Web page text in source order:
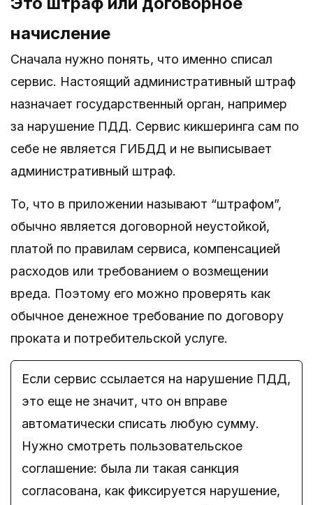
начисление
Сначала нужно понять, что именно списал
сервис. Настоящий административный штраф
назначает государственный орган, например
за нарушение ПДД. Сервис кикшеринга сам по
себе не является ГИБДД и не выписывает
административный штраф.
То, что в приложении называют “штрафом”,
обычно является договорной неустойкой,
платой по правилам сервиса, компенсацией
расходов или требованием о возмещении
вреда. Поэтому его можно проверять как
обычное денежное требование по договору
проката и потребительской услуге.
Если сервис ссылается на нарушение ПДД,
это еще не значит, что он вправе
автоматически списать любую сумму.
Нужно смотреть пользовательское
соглашение: была ли такая санкция
согласована, как фиксируется нарушение,